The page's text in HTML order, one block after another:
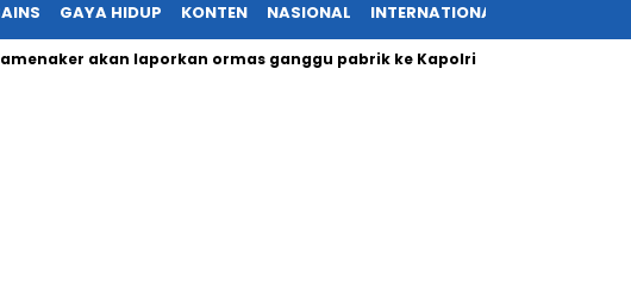
GAYA HIDUP KONTEN NASIONAL INTERNATIONAL
akan laporkan ormas ganggu pabrik ke Kapolri Cabup dan Cawali